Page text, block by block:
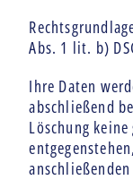
Abs. 1 lit. b)
Ihre Daten
abschließend
Löschung